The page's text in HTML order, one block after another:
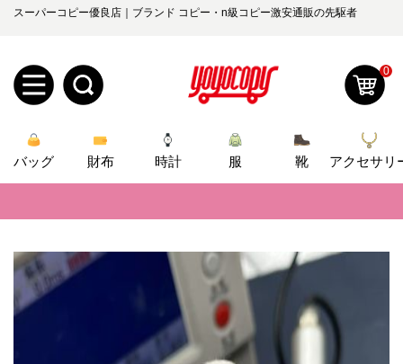
スーパーコピー優良店｜ブランド コピー・n級コピー激安通販の先駆者
規
ロ
オ
yoyocopys@gmail.com
0
バッグ 財布 時計 服 靴
アクセサリ
📢 当店は正真正銘のn級スーパーコピーのみ取扱い。最高品質の再現度を
📢 2026春の新作続々更新中！期間中のご注文でお得な割引をご利用いただ
📢 新作入荷！ルイ・ヴィトンスーパーコピー バッグ最新モデルが登場。
📢 当店は正真正銘のn級スーパーコピーのみ取扱い。最高品質の再現度を
2026春の新作続々更新中！期間中のご注文でお得な割引をご利用いただ